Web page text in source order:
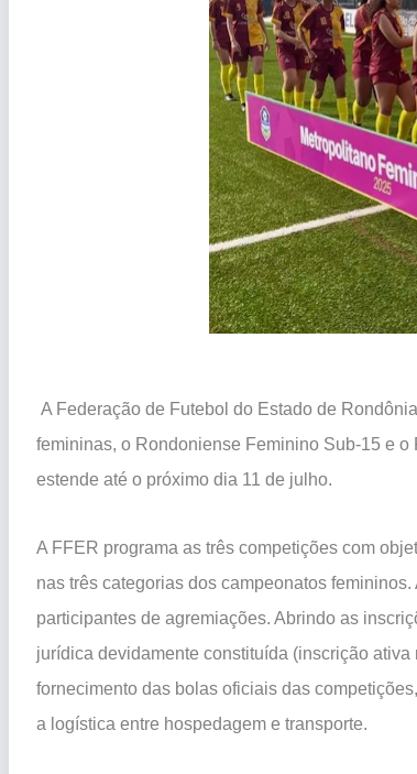
A Federação de Futebol do Estado de
femininas, o Rondoniense Feminino Sub-15 e
estende até o próximo dia 11 de julho.
A FFER programa as três competições com
nas três categorias dos campeonatos
participantes de agremiações. Abrindo as
jurídica devidamente constituída (inscrição
fornecimento das bolas oficiais das
a logística entre hospedagem e transporte.